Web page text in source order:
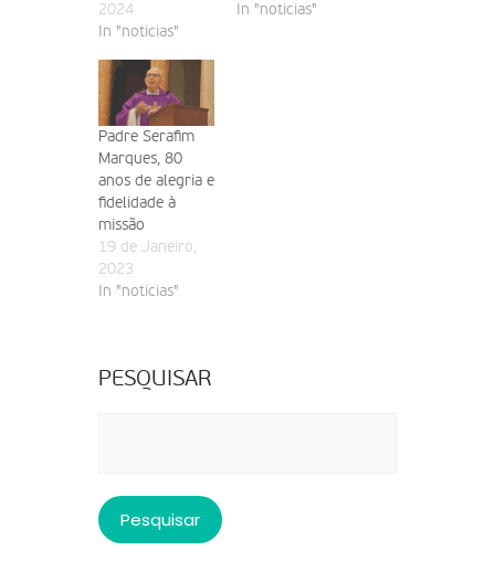
2024
In "noticias"
In "noticias"
Padre Serafim
Marques, 80
anos de alegria e
fidelidade à
missão
19 de Janeiro,
2023
In "noticias"
PESQUISAR